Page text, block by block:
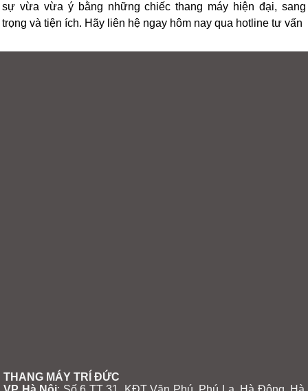
sự vừa vừa ý bằng những chiếc thang máy hiện đại, sang
trọng và tiện ích. Hãy liên hệ ngay hôm nay qua hotline tư vấn
THANG MÁY TRÍ ĐỨC